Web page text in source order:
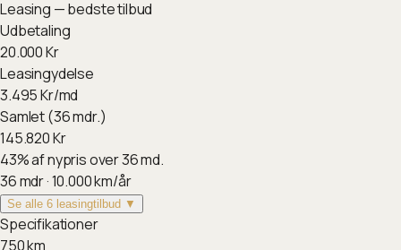
Leasing — bedste tilbud
Udbetaling
20.000Kr
Leasingydelse
3.495Kr/md
Samlet (36 mdr.)
145.820Kr
43%af nypris over 36 md.
36mdr ·10.000km/år
Se alle 6 leasingtilbud ▼
Specifikationer
750km